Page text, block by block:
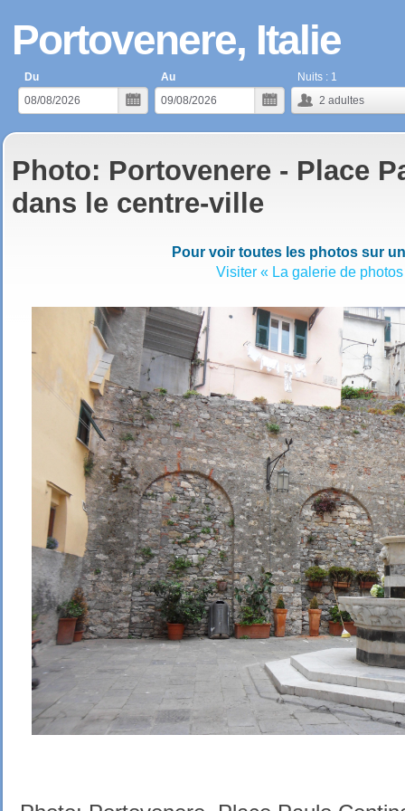
Portovenere, Italie
Du
Au
2 adultes
Nuits : 1
Photo: Portovenere - Place
dans le centre-ville
Pour voir toutes les photos sur
Visiter « La galerie de